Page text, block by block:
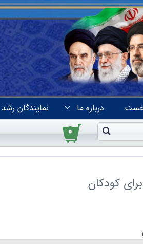
درباره ما نمایندگان رشد
۰
کودکان